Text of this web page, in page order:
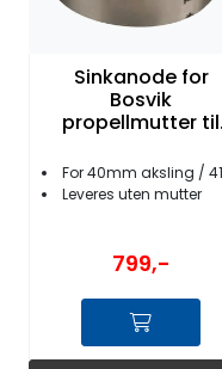
Sinkanode for
Bosvik
propellmutter til
For 40mm aksling / 41,5 mm
Leveres uten mutter
799,-